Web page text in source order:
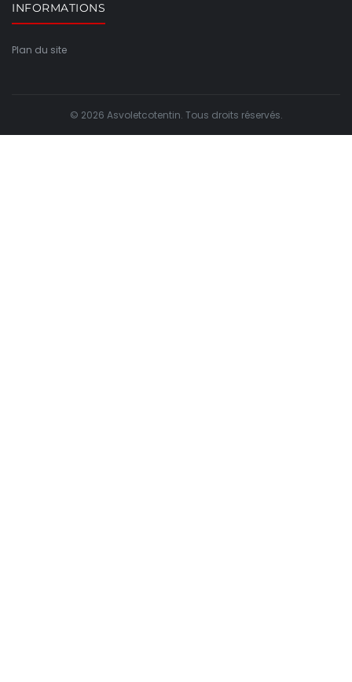
INFORMATIONS
Plan du site
© 2026 Asvoletcotentin. Tous droits réservés.